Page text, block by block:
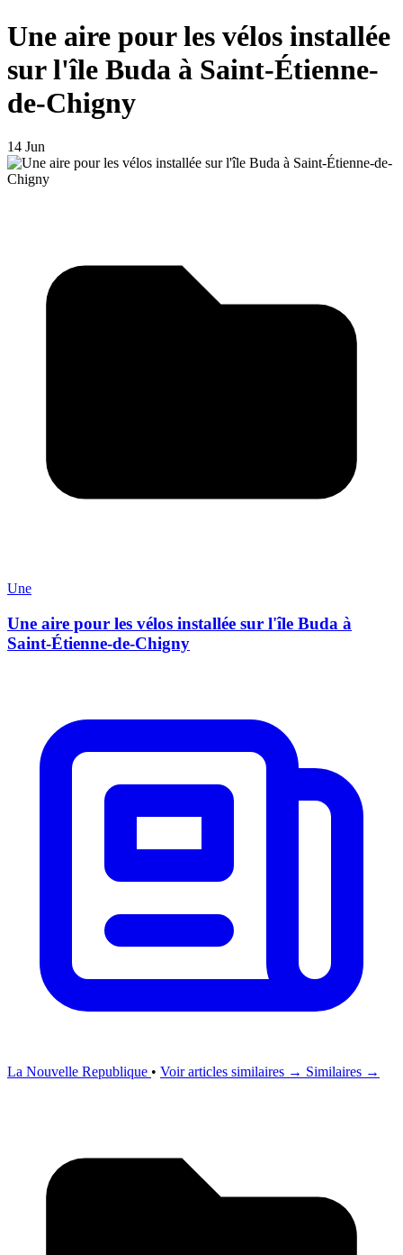
Une aire pour les vélos installée
sur l'île Buda à Saint-Étienne-
de-Chigny
14 Jun
Une
Une aire pour les vélos installée sur l'île Buda à
Saint-Étienne-de-Chigny
La Nouvelle Republique • Voir articles similaires → Similaires →